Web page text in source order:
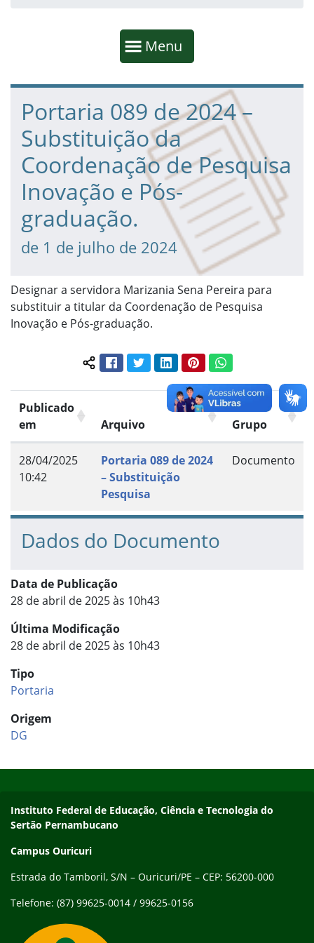
Mostrar
Menu
Fim da navegação
Início do conteúdo
Portaria 089 de 2024 –
Substituição da
Coordenação de Pesquisa
Inovação e Pós-
graduação.
de 1 de julho de 2024
Designar a servidora Marizania Sena Pereira para
substituir a titular da Coordenação de Pesquisa
Inovação e Pós-graduação.
Compartilhar conteúdo:
FacebookTwitterLinkedInPinterestWhatsApp
Publicado
em
Arquivo Grupo
28/04/2025
10:42
Portaria 089 de 2024
– Substituição
Pesquisa
Documento
Dados do Documento
Data de Publicação
28 de abril de 2025 às 10h43
Última Modificação
28 de abril de 2025 às 10h43
Tipo
Portaria
Origem
DG
Endereço
Instituto Federal de Educação, Ciência e Tecnologia do
Sertão Pernambucano
Campus Ouricuri
Estrada do Tamboril, S/N – Ouricuri/PE – CEP: 56200-000
Telefone: (87) 99625-0014 / 99625-0156